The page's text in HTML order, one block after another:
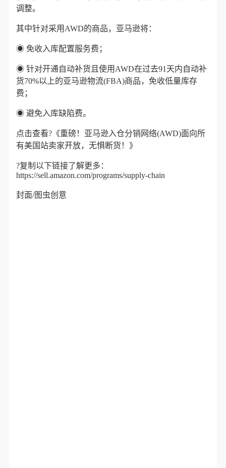
调整。
其中针对采用AWD的商品，亚马逊将：
◉免收入库配置服务费；
◉针对开通自动补货且使用AWD在过去91天内自动补
货70%以上的亚马逊物流(FBA)商品，免收低量库存
费；
◉ 避免入库缺陷费。
点击查看?《重磅！亚马逊入仓分销网络(AWD)面向所
有美国站卖家开放，无惧断货！ 》
?复制以下链接了解更多：
https://sell.amazon.com/programs/supply-chain
封面/图虫创意